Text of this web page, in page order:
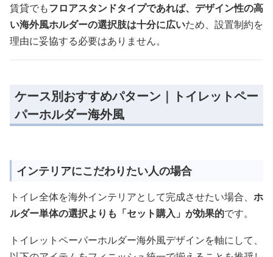
賃貸でもフロアスタンドタイプであれば、デザイン性の高
い海外風ホルダーの選択肢は十分に広いため、設置制約を
理由に妥協する必要はありません。
ケース別おすすめパターン｜トイレットペー
パーホルダー海外風
インテリアにこだわりたい人の場合
トイレ全体を海外インテリアとして完成させたい場合、 ホ
ルダー単体の選択よりも「セット購入」が効果的です。
トイレットペーパーホルダー海外風デザインを軸にして、